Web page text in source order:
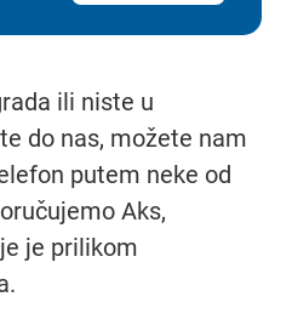
ili niste u
do nas, možete nam
putem neke od
Aks,
je prilikom